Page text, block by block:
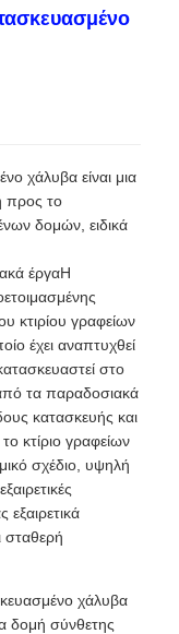
χάλυβα είναι μια
προς το
δομών, ειδικά
έργαΗ
κτιρίου γραφείων
έχει αναπτυχθεί
στο
από τα παραδοσιακά
κατασκευής και
κτίριο γραφείων
σχέδιο, υψηλή
εξαιρετικά
σταθερή
χάλυβα
δομή σύνθετης